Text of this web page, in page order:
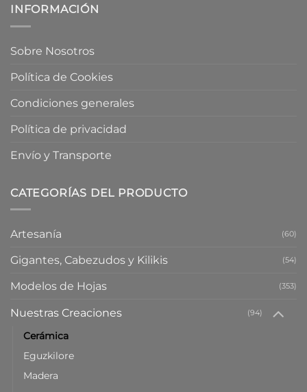
INFORMACIÓN
Sobre Nosotros
Política de Cookies
Condiciones generales
Política de privacidad
Envío y Transporte
CATEGORÍAS DEL PRODUCTO
Artesanía (60)
Gigantes, Cabezudos y Kilikis (54)
Modelos de Hojas (353)
Nuestras Creaciones (94)
Cerámica
Eguzkilore
Madera